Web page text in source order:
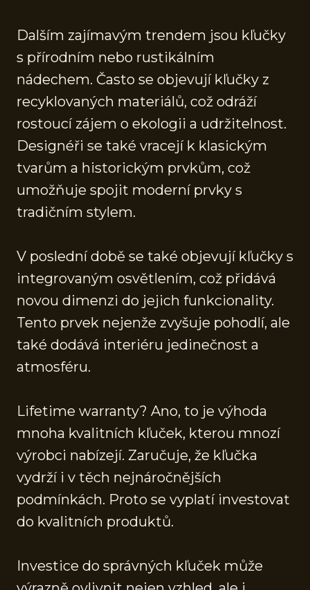
Dalším zajímavým trendem jsou kľučky
s přírodním nebo rustikálním
nádechem. Často se objevují kľučky z
recyklovaných materiálů, což odráží
rostoucí zájem o ekologii a udržitelnost.
Designéři se také vracejí k klasickým
tvarům a historickým prvkům, což
umožňuje spojit moderní prvky s
tradičním stylem.
V poslední době se také objevují kľučky s
integrovaným osvětlením, což přidává
novou dimenzi do jejich funkcionality.
Tento prvek nejenže zvyšuje pohodlí, ale
také dodává interiéru jedinečnost a
atmosféru.
Lifetime warranty? Ano, to je výhoda
mnoha kvalitních kľuček, kterou mnozí
výrobci nabízejí. Zaručuje, že kľučka
vydrží i v těch nejnáročnějších
podmínkách. Proto se vyplatí investovat
do kvalitních produktů.
Investice do správných kľuček může